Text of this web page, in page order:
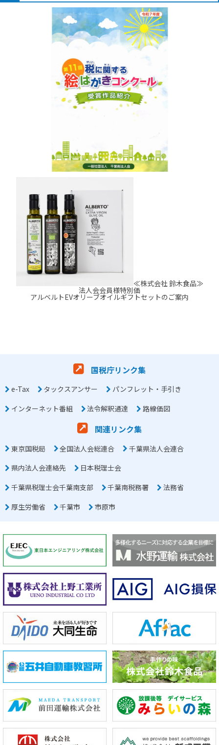
≪株式会社 鈴木食品≫
法人会会員様特別価
アルベルトEVオリーブオイルギフトセットのご案内
国税庁リンク集
e-Tax タックスアンサー
パンフレット・手引き
インターネット番組
法令解釈通達 路線価図
関連リンク集
東京国税局 全国法人会総連合
千葉県法人会連合
県内法人会連絡先
日本税理士会
千葉県税理士会千葉南支部
千葉南税務署
法務省
厚生労働省
千葉市 市原市